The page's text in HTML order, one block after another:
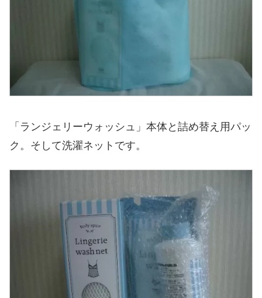
「ランジェリーウォッシュ」本体と詰め替え用パッ
ク。そして洗濯ネットです。